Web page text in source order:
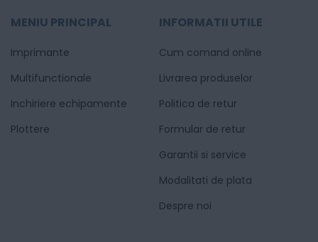
MENIU PRINCIPAL
Imprimante
Multifunctionale
Inchiriere echipamente
Plottere
INFORMATII UTILE
Cum comand online
Livrarea produselor
Politica de retur
Formular de retur
Garantii si service
Modalitati de plata
Despre noi